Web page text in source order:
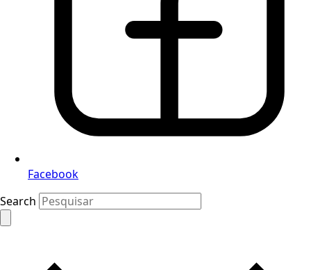
Facebook
Search